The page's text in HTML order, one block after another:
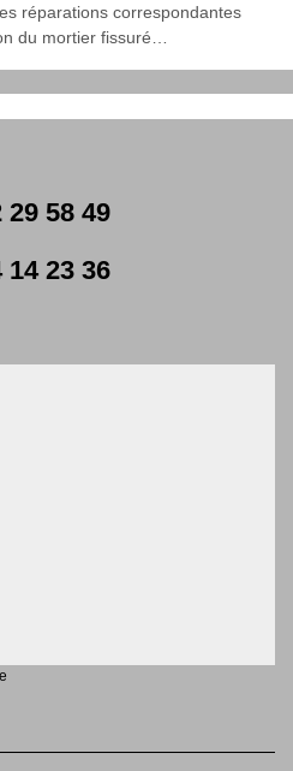
réparations correspondantes
du mortier fissuré…
29 58 49
14 23 36